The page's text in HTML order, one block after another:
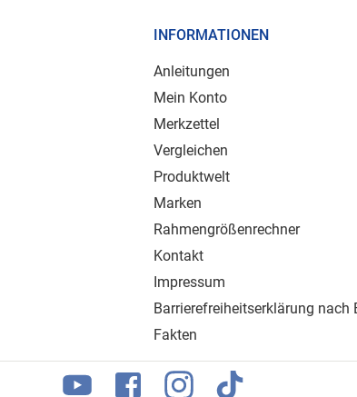
INFORMATIONEN
Anleitungen
Mein Konto
Merkzettel
Vergleichen
Produktwelt
Marken
Rahmengrößenrechner
Kontakt
Impressum
Barrierefreiheitserklärung nach
Fakten